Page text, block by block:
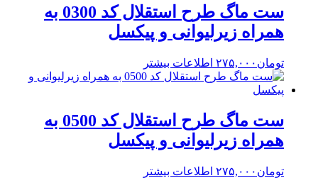
ست ماگ طرح استقلال کد 0300 به
همراه زیرلیوانی و پیکسل
تومان ۲۷۵,۰۰۰ اطلاعات بیشتر
ست ماگ طرح استقلال کد 0500 به
همراه زیرلیوانی و پیکسل
تومان ۲۷۵,۰۰۰ اطلاعات بیشتر